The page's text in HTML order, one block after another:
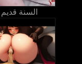
18، السنة قديم